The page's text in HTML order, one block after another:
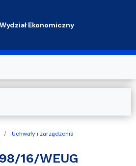
Wydział Ekonomiczny
Uchwały i zarządzenia
16/WEUG